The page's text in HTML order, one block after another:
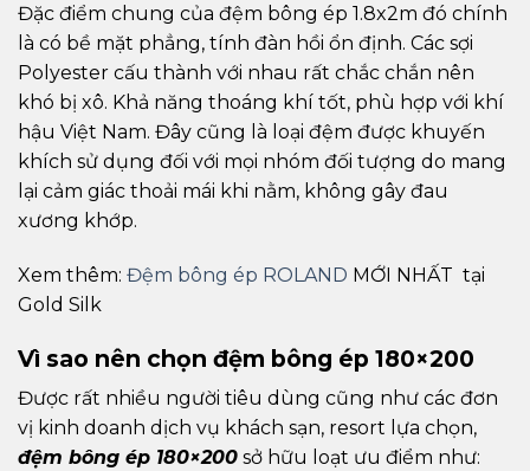
Đặc điểm chung của đệm bông ép 1.8x2m đó chính
là có bề mặt phẳng, tính đàn hồi ổn định. Các sợi
Polyester cấu thành với nhau rất chắc chắn nên
khó bị xô. Khả năng thoáng khí tốt, phù hợp với khí
hậu Việt Nam. Đây cũng là loại đệm được khuyến
khích sử dụng đối với mọi nhóm đối tượng do mang
lại cảm giác thoải mái khi nằm, không gây đau
xương khớp.
Xem thêm: Đệm bông ép ROLAND MỚI NHẤT tại
Gold Silk
Vì sao nên chọn đệm bông ép 180×200
Được rất nhiều người tiêu dùng cũng như các đơn
vị kinh doanh dịch vụ khách sạn, resort lựa chọn,
đệm bông ép 180×200 sở hữu loạt ưu điểm như: